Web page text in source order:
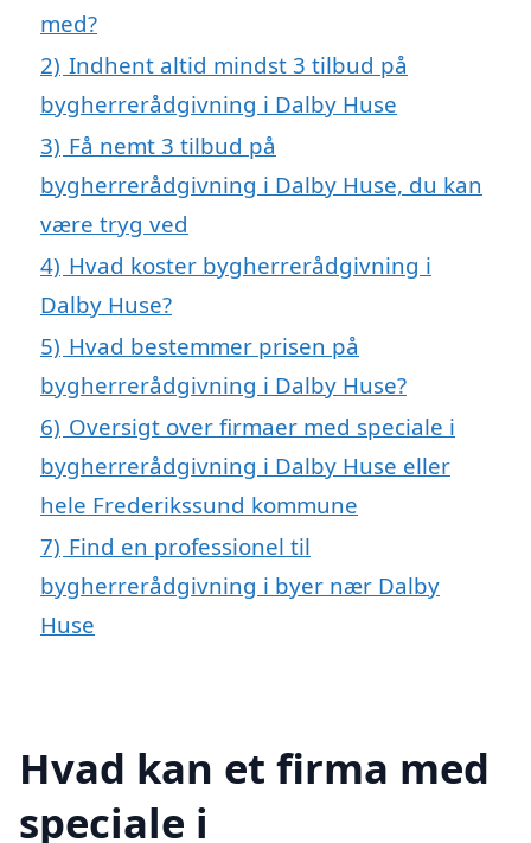
med?
2) Indhent altid mindst 3 tilbud på
bygherrerådgivning i Dalby Huse
3) Få nemt 3 tilbud på
bygherrerådgivning i Dalby Huse, du kan
være tryg ved
4) Hvad koster bygherrerådgivning i
Dalby Huse?
5) Hvad bestemmer prisen på
bygherrerådgivning i Dalby Huse?
6) Oversigt over firmaer med speciale i
bygherrerådgivning i Dalby Huse eller
hele Frederikssund kommune
7) Find en professionel til
bygherrerådgivning i byer nær Dalby
Huse
Hvad kan et firma med
speciale i